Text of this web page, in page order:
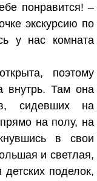
понравится! –
экскурсию по
у нас комната
поэтому
внутрь. Там она
сидевших на
на полу, на
в свои
и светлая,
поделок,